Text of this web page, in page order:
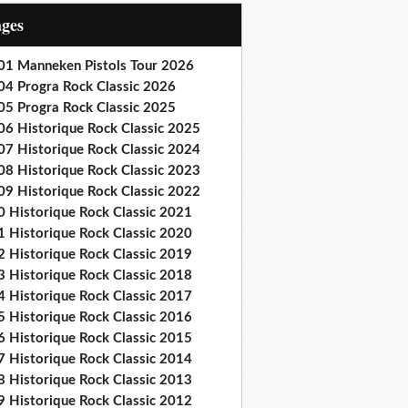
Manneken Pistols Tour 2026
Progra Rock Classic 2026
Progra Rock Classic 2025
Historique Rock Classic 2025
Historique Rock Classic 2024
Historique Rock Classic 2023
Historique Rock Classic 2022
Historique Rock Classic 2021
Historique Rock Classic 2020
Historique Rock Classic 2019
Historique Rock Classic 2018
Historique Rock Classic 2017
Historique Rock Classic 2016
Historique Rock Classic 2015
Historique Rock Classic 2014
Historique Rock Classic 2013
Historique Rock Classic 2012